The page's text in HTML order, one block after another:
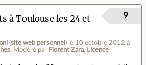
à Toulouse les 24 et
(site web personnel ) le 10 octobre 2012 à
. Modéré par Florent Zara. Licence
9